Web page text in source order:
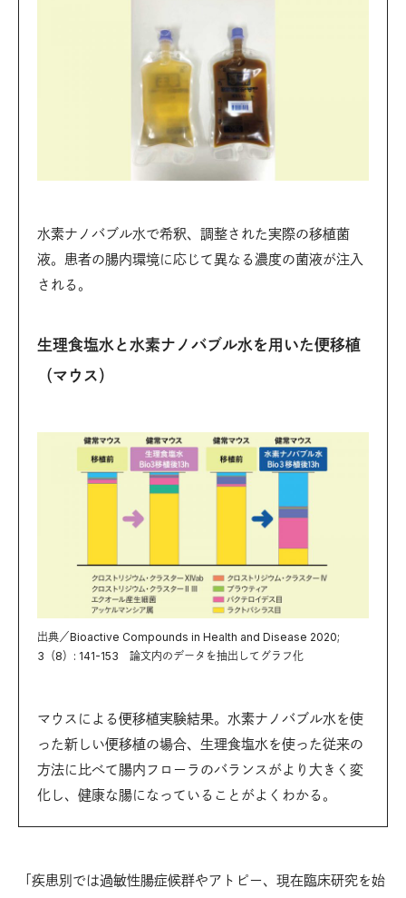
水素ナノバブル水で希釈、調整された実際の移植菌
液。患者の腸内環境に応じて異なる濃度の菌液が注入
される。
生理食塩水と水素ナノバブル水を用いた便移植
（マウス）
出典／Bioactive Compounds in Health and Disease 2020;
3（8）: 141-153 論文内のデータを抽出してグラフ化
マウスによる便移植実験結果。水素ナノバブル水を使
った新しい便移植の場合、生理食塩水を使った従来の
方法に比べて腸内フローラのバランスがより大きく変
化し、健康な腸になっていることがよくわかる。
「疾患別では過敏性腸症候群やアトピー、現在臨床研究を始